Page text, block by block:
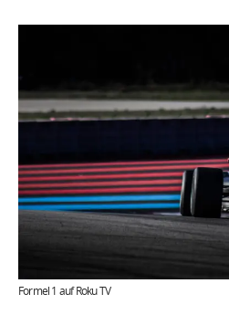
Formel 1 auf Roku TV